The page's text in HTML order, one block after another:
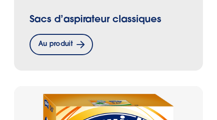
Sacs d’aspirateur classiques
Au produit